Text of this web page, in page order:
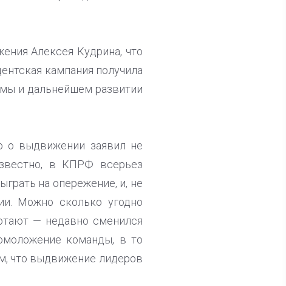
Алексея Кудрина, что
кампания получила
и дальнейшем развитии
о выдвижении заявил не
в КПРФ всерьез
на опережение, и, не
Можно сколько угодно
— недавно сменился
команды, в то
что выдвижение лидеров